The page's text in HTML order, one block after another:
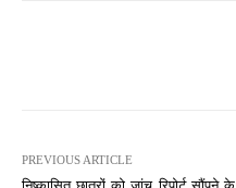
PREVIOUS ARTICLE